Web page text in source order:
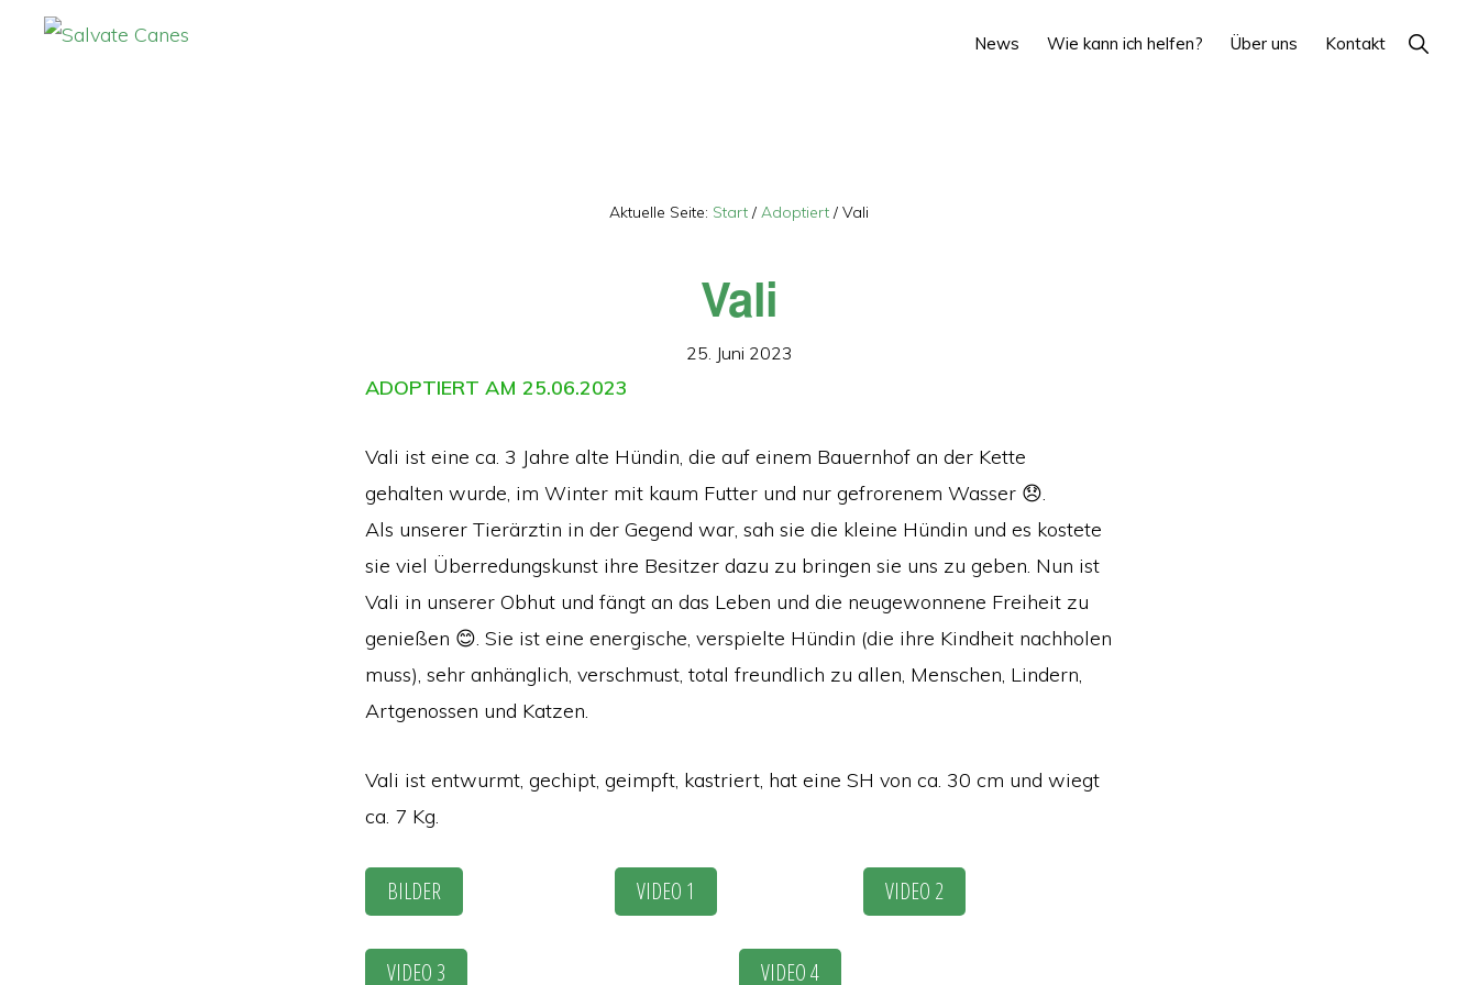
News Wie kann ich helfen? Über uns Kontakt Show
Search
Aktuelle Seite: Start / Adoptiert / Vali
Vali
25. Juni 2023
ADOPTIERT AM 25.06.2023
Vali ist eine ca. 3 Jahre alte Hündin, die auf einem Bauernhof an der Kette
gehalten wurde, im Winter mit kaum Futter und nur gefrorenem Wasser 😞.
Als unserer Tierärztin in der Gegend war, sah sie die kleine Hündin und es kostete
sie viel Überredungskunst ihre Besitzer dazu zu bringen sie uns zu geben. Nun ist
Vali in unserer Obhut und fängt an das Leben und die neugewonnene Freiheit zu
genießen 😊. Sie ist eine energische, verspielte Hündin (die ihre Kindheit nachholen
muss), sehr anhänglich, verschmust, total freundlich zu allen, Menschen, Lindern,
Artgenossen und Katzen.
Vali ist entwurmt, gechipt, geimpft, kastriert, hat eine SH von ca. 30 cm und wiegt
ca. 7 Kg.
BILDER VIDEO 1 VIDEO 2
VIDEO 3 VIDEO 4